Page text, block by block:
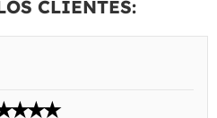
CLIENTES: